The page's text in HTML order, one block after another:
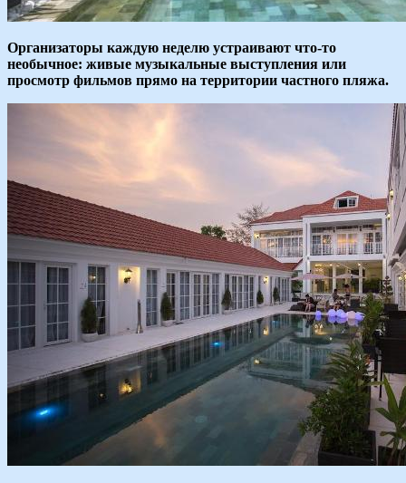
Организаторы каждую неделю устраивают что-то
необычное: живые музыкальные выступления или
просмотр фильмов прямо на территории частного пляжа.